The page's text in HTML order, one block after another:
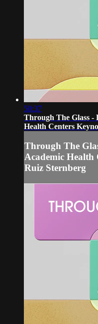
50:37
Through The Glass -
Health Centers
Through The
Academic Health
Ruiz Sternberg